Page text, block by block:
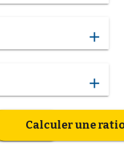
add
add
Calculer une